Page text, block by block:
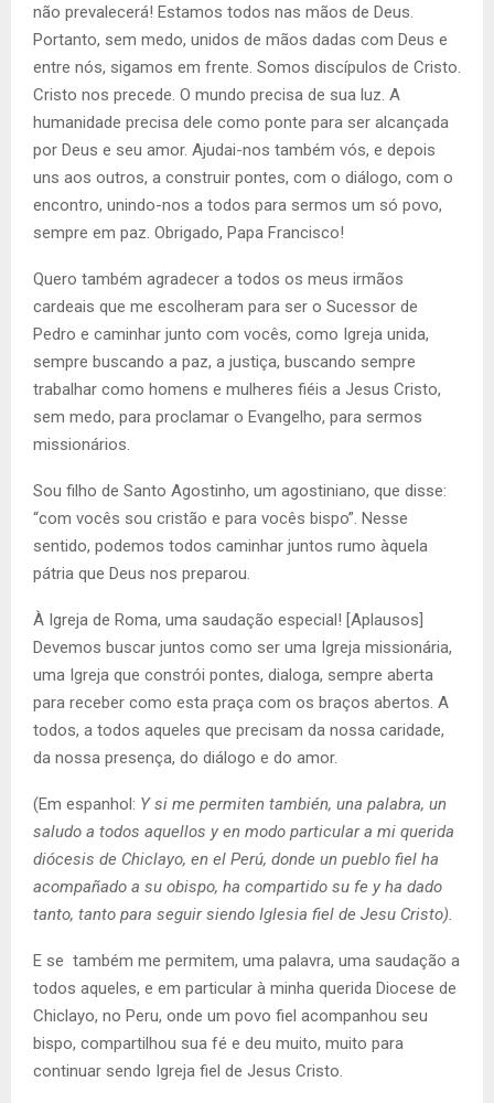
não prevalecerá! Estamos todos nas mãos de Deus.
Portanto, sem medo, unidos de mãos dadas com Deus e
entre nós, sigamos em frente. Somos discípulos de Cristo.
Cristo nos precede. O mundo precisa de sua luz. A
humanidade precisa dele como ponte para ser alcançada
por Deus e seu amor. Ajudai-nos também vós, e depois
uns aos outros, a construir pontes, com o diálogo, com o
encontro, unindo-nos a todos para sermos um só povo,
sempre em paz. Obrigado, Papa Francisco!
Quero também agradecer a todos os meus irmãos
cardeais que me escolheram para ser o Sucessor de
Pedro e caminhar junto com vocês, como Igreja unida,
sempre buscando a paz, a justiça, buscando sempre
trabalhar como homens e mulheres fiéis a Jesus Cristo,
sem medo, para proclamar o Evangelho, para sermos
missionários.
Sou filho de Santo Agostinho, um agostiniano, que disse:
“com vocês sou cristão e para vocês bispo”. Nesse
sentido, podemos todos caminhar juntos rumo àquela
pátria que Deus nos preparou.
À Igreja de Roma, uma saudação especial! [Aplausos]
Devemos buscar juntos como ser uma Igreja missionária,
uma Igreja que constrói pontes, dialoga, sempre aberta
para receber como esta praça com os braços abertos. A
todos, a todos aqueles que precisam da nossa caridade,
da nossa presença, do diálogo e do amor.
(Em espanhol: Y si me permiten también, una palabra, un
saludo a todos aquellos y en modo particular a mi querida
diócesis de Chiclayo, en el Perú, donde un pueblo fiel ha
acompañado a su obispo, ha compartido su fe y ha dado
tanto, tanto para seguir siendo Iglesia fiel de Jesu Cristo).
E se também me permitem, uma palavra, uma saudação a
todos aqueles, e em particular à minha querida Diocese de
Chiclayo, no Peru, onde um povo fiel acompanhou seu
bispo, compartilhou sua fé e deu muito, muito para
continuar sendo Igreja fiel de Jesus Cristo.